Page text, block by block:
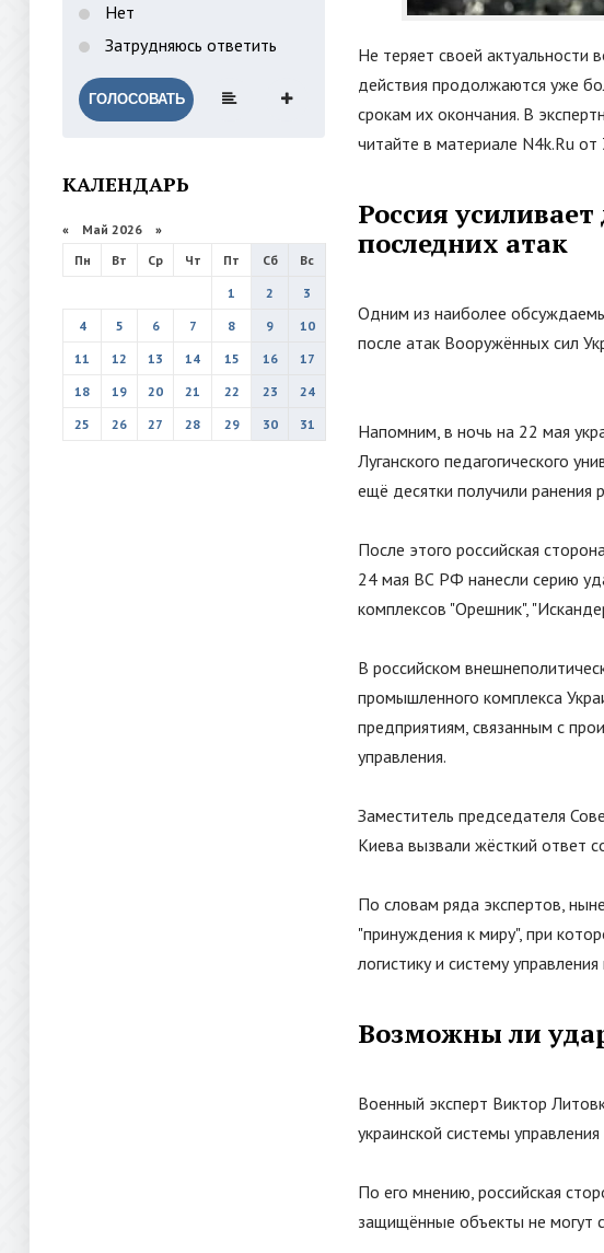
Нет
Затрудняюсь ответить
ГОЛОСОВАТЬ
КАЛЕНДАРЬ
« Май 2026 »
Пн
Вт Ср Чт Пт Сб
Вс
1
2
3
4
5 6 7 8 9
10
11
12 13 14 15 16
17
18
19 20 21 22 23
24
25
26 27 28 29 30 31
Не теряет своей актуальности
действия продолжаются уже
срокам их окончания. В
читайте в материале N4k.Ru
Россия
последних атак
Одним из наиболее
после атак Вооружённых сил
Напомним, в ночь на 22 мая
Луганского педагогического
ещё десятки получили ранения
После этого российская
24 мая ВС РФ нанесли серию
комплексов "Орешник",
В российском
промышленного комплекса
предприятиям, связанным с
управления.
Заместитель председателя
Киева вызвали жёсткий ответ
По словам ряда экспертов,
"принуждения к миру", при
логистику и систему
Возможны ли
Военный эксперт Виктор
украинской системы
По его мнению, российская
защищённые объекты не могут